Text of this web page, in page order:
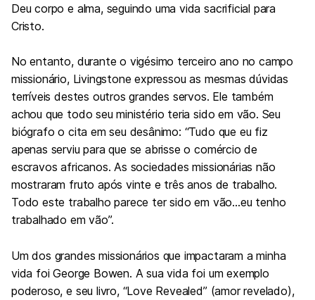
Deu corpo e alma, seguindo uma vida sacrificial para
Cristo.
No entanto, durante o vigésimo terceiro ano no campo
missionário, Livingstone expressou as mesmas dúvidas
terríveis destes outros grandes servos. Ele também
achou que todo seu ministério teria sido em vão. Seu
biógrafo o cita em seu desânimo: “Tudo que eu fiz
apenas serviu para que se abrisse o comércio de
escravos africanos. As sociedades missionárias não
mostraram fruto após vinte e três anos de trabalho.
Todo este trabalho parece ter sido em vão…eu tenho
trabalhado em vão”.
Um dos grandes missionários que impactaram a minha
vida foi George Bowen. A sua vida foi um exemplo
poderoso, e seu livro, “Love Revealed” (amor revelado),